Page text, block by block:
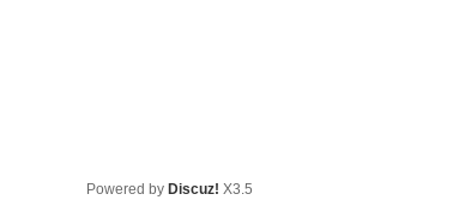
Powered by Discuz! X3.5